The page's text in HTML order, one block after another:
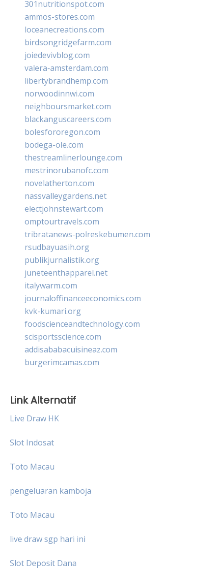
301nutritionspot.com
ammos-stores.com
loceanecreations.com
birdsongridgefarm.com
joiedevivblog.com
valera-amsterdam.com
libertybrandhemp.com
norwoodinnwi.com
neighboursmarket.com
blackanguscareers.com
bolesfororegon.com
bodega-ole.com
thestreamlinerlounge.com
mestrinorubanofc.com
novelatherton.com
nassvalleygardens.net
electjohnstewart.com
omptourtravels.com
tribratanews-polreskebumen.com
rsudbayuasih.org
publikjurnalistik.org
juneteenthapparel.net
italywarm.com
journaloffinanceeconomics.com
kvk-kumari.org
foodscienceandtechnology.com
scisportsscience.com
addisababacuisineaz.com
burgerimcamas.com
Link Alternatif
Live Draw HK
Slot Indosat
Toto Macau
pengeluaran kamboja
Toto Macau
live draw sgp hari ini
Slot Deposit Dana